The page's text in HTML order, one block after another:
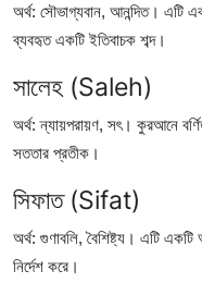
অর্থ: সৌভাগ্যবান, আনন্দিত। এটি
ব্যবহৃত একটি ইতিবাচক শব্দ।
সালেহ (Saleh)
অর্থ: ন্যায়পরায়ণ, সৎ। কুরআনে
সততার প্রতীক।
সিফাত (Sifat)
অর্থ: গুণাবলি, বৈশিষ্ট্য। এটি
নির্দেশ করে।